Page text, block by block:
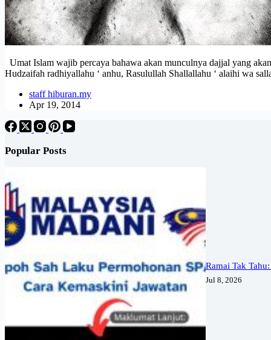
Umat Islam wajib percaya bahawa akan munculnya dajjal yang
Hudzaifah radhiyallahu ‘ anhu, Rasulullah Shallallahu ‘ alaihi wa
staff hiburan.my
Apr 19, 2014
Popular Posts
Ramai Tak
Jul 8, 2026